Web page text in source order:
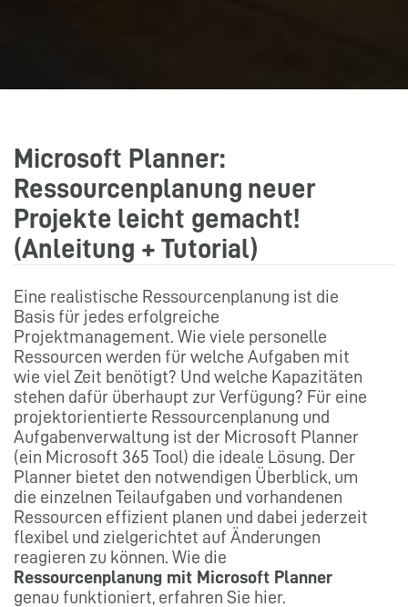
Microsoft Planner:
Ressourcenplanung neuer
Projekte leicht gemacht!
(Anleitung + Tutorial)
Eine realistische Ressourcenplanung ist die
Basis für jedes erfolgreiche
Projektmanagement. Wie viele personelle
Ressourcen werden für welche Aufgaben mit
wie viel Zeit benötigt? Und welche Kapazitäten
stehen dafür überhaupt zur Verfügung? Für eine
projektorientierte Ressourcenplanung und
Aufgabenverwaltung ist der Microsoft Planner
(ein Microsoft 365 Tool) die ideale Lösung. Der
Planner bietet den notwendigen Überblick, um
die einzelnen Teilaufgaben und vorhandenen
Ressourcen effizient planen und dabei jederzeit
flexibel und zielgerichtet auf Änderungen
reagieren zu können. Wie die
Ressourcenplanung mit Microsoft Planner
genau funktioniert, erfahren Sie hier.